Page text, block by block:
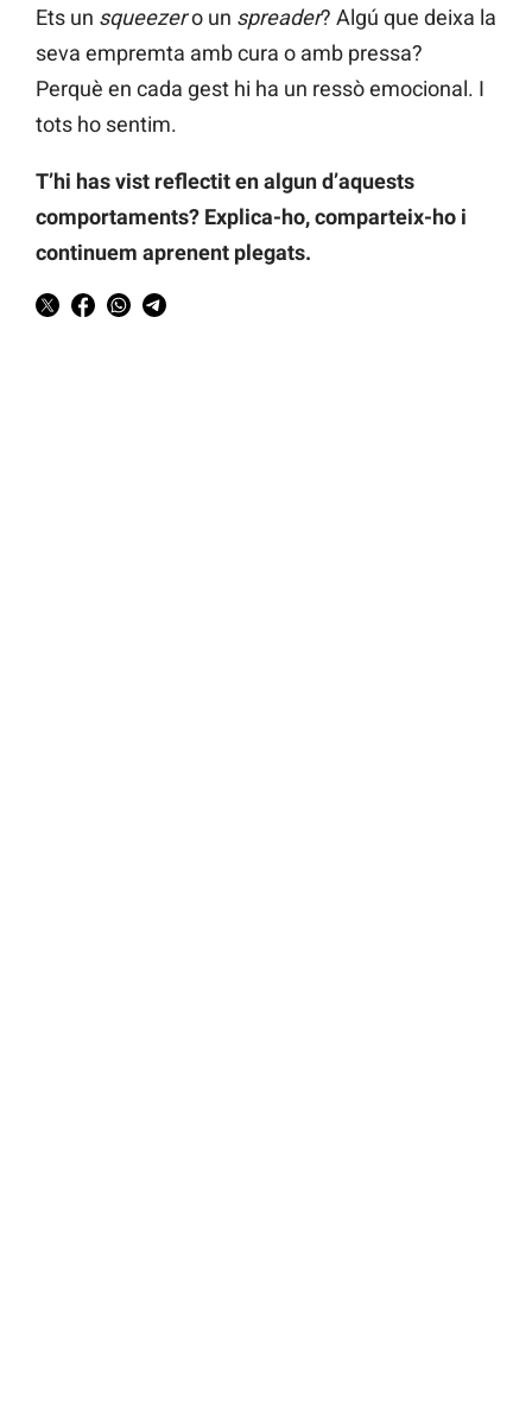
Ets un squeezero un spreader? Algú que deixa la
seva empremta amb cura o amb pressa?
Perquè en cada gest hi ha un ressò emocional. I
tots ho sentim.
T’hi has vist reflectit en algun d’aquests
comportaments? Explica-ho, comparteix-ho i
continuem aprenent plegats.